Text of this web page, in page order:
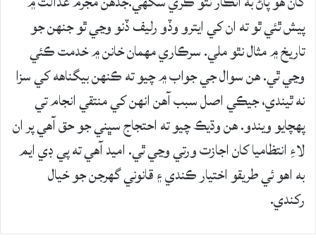
پيش ٿئي ٿو ته ان کي ايترو وڏو رليف ڏنو وڃي ٿو جنهن جو
تاريخ ۾ مثال نٿو ملي. سرڪاري مهمان خانن ۾ خدمت ڪئي
وڃي ٿي. هن سوال جي جواب ۾ چيو ته ڪنهن بيگناهه کي سزا
نه ٿيندي، جيڪي اصل سبب آهن انهن کي منتقي انجام تي
پهچايو ويندو. هن وڌيڪ چيو ته احتجاج سڀني جو حق آهي پر ان
لاءِ انتظاميا کان اجازت ورتي وڃي ٿي. اميد آهي ته پي ڊي ايم
به اهو ئي طريقو اختيار ڪندي ۽ قانوني گهرجن جو خيال
رکندي.